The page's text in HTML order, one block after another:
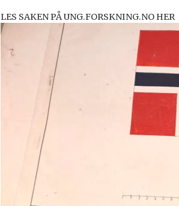
LES SAKEN PÅ UNG.FORSKNING.NO HER